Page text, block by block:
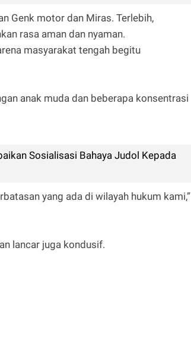
Genk motor dan Miras. Terlebih,
rasa aman dan nyaman.
masyarakat tengah begitu
anak muda dan beberapa konsentrasi
Sosialisasi Bahaya Judol Kepada
yang ada di wilayah hukum kami,”
lancar juga kondusif.